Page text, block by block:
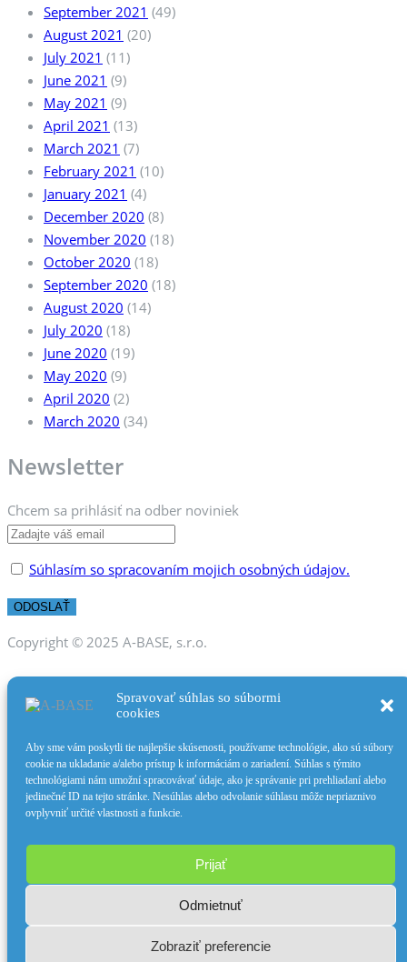
Spravovať súhlas so súbormi
cookies
Aby sme vám poskytli tie najlepšie skúsenosti, používame technológie, ako sú súbory
cookie na ukladanie a/alebo prístup k informáciám o zariadení. Súhlas s týmito
technológiami nám umožní spracovávať údaje, ako je správanie pri prehliadaní alebo
jedinečné ID na tejto stránke. Nesúhlas alebo odvolanie súhlasu môže nepriaznivo
ovplyvniť určité vlastnosti a funkcie.
Prijať
Odmietnuť
Zobraziť preferencie
September 2021 (49)
August 2021 (20)
July 2021 (11)
June 2021 (9)
May 2021 (9)
April 2021 (13)
March 2021 (7)
February 2021 (10)
January 2021 (4)
December 2020 (8)
November 2020 (18)
October 2020 (18)
September 2020 (18)
August 2020 (14)
July 2020 (18)
June 2020 (19)
May 2020 (9)
April 2020 (2)
March 2020 (34)
Newsletter
Chcem sa prihlásiť na odber noviniek
Súhlasím so spracovaním mojich osobných údajov.
Copyright © 2025 A-BASE, s.r.o.
Open toolbar
Accessibility Tools
Increase Text